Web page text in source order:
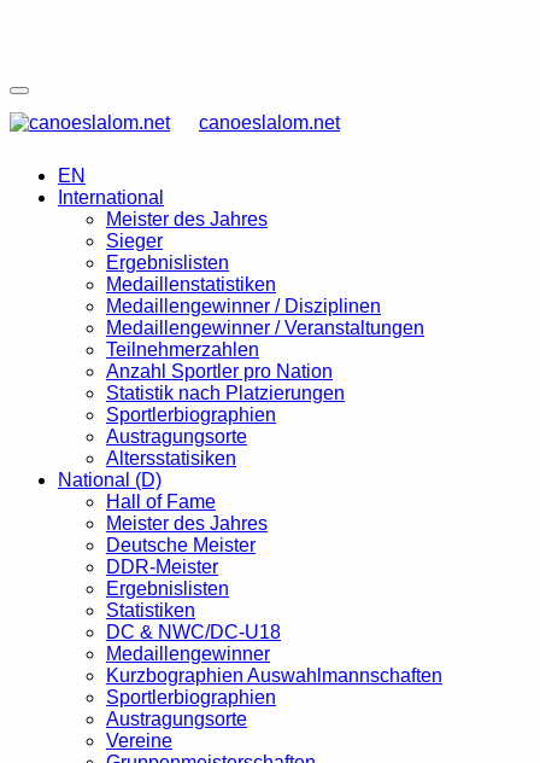
canoeslalom.net
EN
International
Meister des Jahres
Sieger
Ergebnislisten
Medaillenstatistiken
Medaillengewinner / Disziplinen
Medaillengewinner / Veranstaltungen
Teilnehmerzahlen
Anzahl Sportler pro Nation
Statistik nach Platzierungen
Sportlerbiographien
Austragungsorte
Altersstatisiken
National (D)
Hall of Fame
Meister des Jahres
Deutsche Meister
DDR-Meister
Ergebnislisten
Statistiken
DC & NWC/DC-U18
Medaillengewinner
Kurzbographien Auswahlmannschaften
Sportlerbiographien
Austragungsorte
Vereine